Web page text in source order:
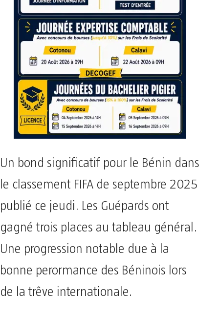
Un bond significatif pour le Bénin dans
le classement FIFA de septembre 2025
publié ce jeudi. Les Guépards ont
gagné trois places au tableau général.
Une progression notable due à la
bonne perormance des Béninois lors
de la trêve internationale.